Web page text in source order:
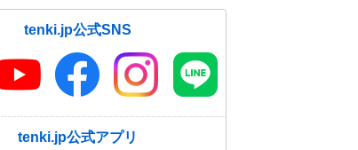
tenki.jp公式SNS
tenki.jp公式アプリ